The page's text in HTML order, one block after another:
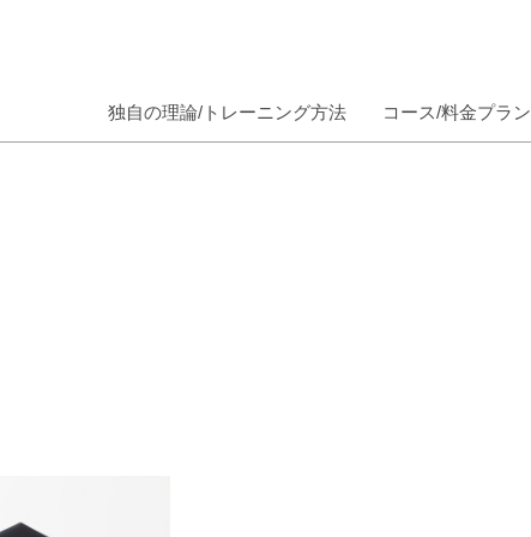
独自の理論/トレーニング方法 コース/料金プラン